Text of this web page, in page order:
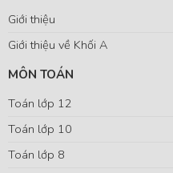
Giới thiệu
Giới thiệu về Khối A
MÔN TOÁN
Toán lớp 12
Toán lớp 10
Toán lớp 8